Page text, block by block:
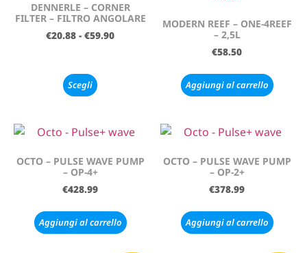
DENNERLE – CORNER
FILTER – FILTRO ANGOLARE
€20.88 - €59.90
Scegli
MODERN REEF – ONE-4REEF
– 2,5L
€58.50
Aggiungi al carrello
OCTO – PULSE WAVE PUMP
– OP-4+
€428.99
Aggiungi al carrello
OCTO – PULSE WAVE PUMP
– OP-2+
€378.99
Aggiungi al carrello